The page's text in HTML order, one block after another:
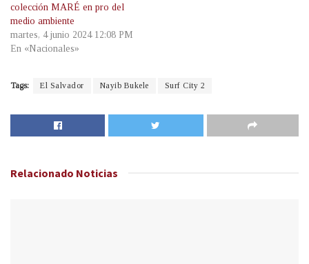
colección MARÉ en pro del
medio ambiente
martes, 4 junio 2024 12:08 PM
En «Nacionales»
Tags: El Salvador Nayib Bukele Surf City 2
Relacionado Noticias